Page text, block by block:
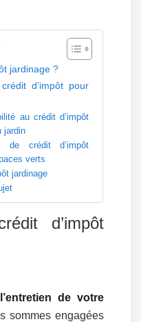
jardinage ?
d’impôt pour
au crédit d’impôt
jardin
de crédit d’impôt
verts
jardinage
d’impôt
de votre
sommes engagées